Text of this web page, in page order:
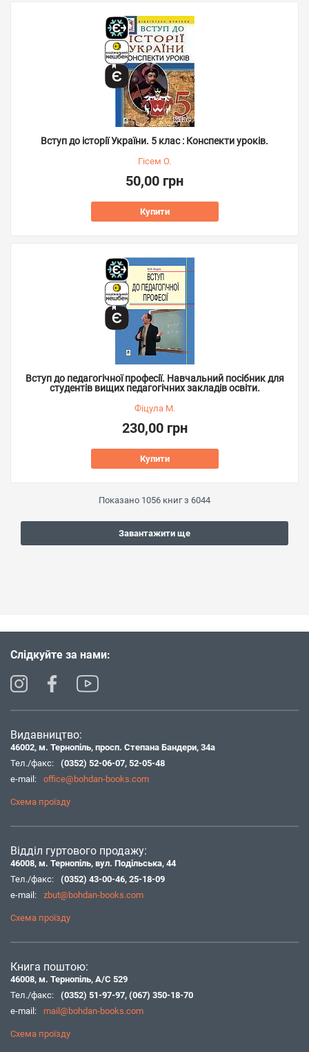
Вступ до історії України. 5 клас : Конспекти уроків.
Гісем О.
50,00 грн
Купити
Вступ до педагогічної професії. Навчальний посібник для
студентів вищих педагогічних закладів освіти.
Фіцула М.
230,00 грн
Купити
Показано 1056 книг з 6044
Завантажити ще
Слідкуйте за нами:
Видавництво:
46002, м. Тернопіль, просп. Степана Бандери, 34а
Тел./факс:
(0352) 52-06-07, 52-05-48
e-mail:
office@bohdan-books.com
Схема проїзду
Відділ гуртового продажу:
46008, м. Тернопіль, вул. Подільська, 44
Тел./факс:
(0352) 43-00-46, 25-18-09
e-mail:
zbut@bohdan-books.com
Схема проїзду
Книга поштою:
46008, м. Тернопіль, А/С 529
Тел./факс:
(0352) 51-97-97, (067) 350-18-70
e-mail:
mail@bohdan-books.com
Схема проїзду